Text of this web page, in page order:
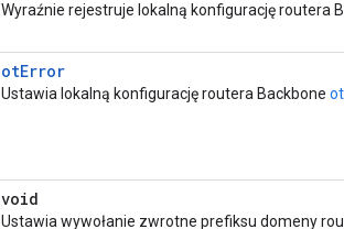
Wyraźnie rejestruje lokalną konfigurację routera
otError
Ustawia lokalną konfigurację routera Backbone
void
Ustawia wywołanie zwrotne prefiksu domeny